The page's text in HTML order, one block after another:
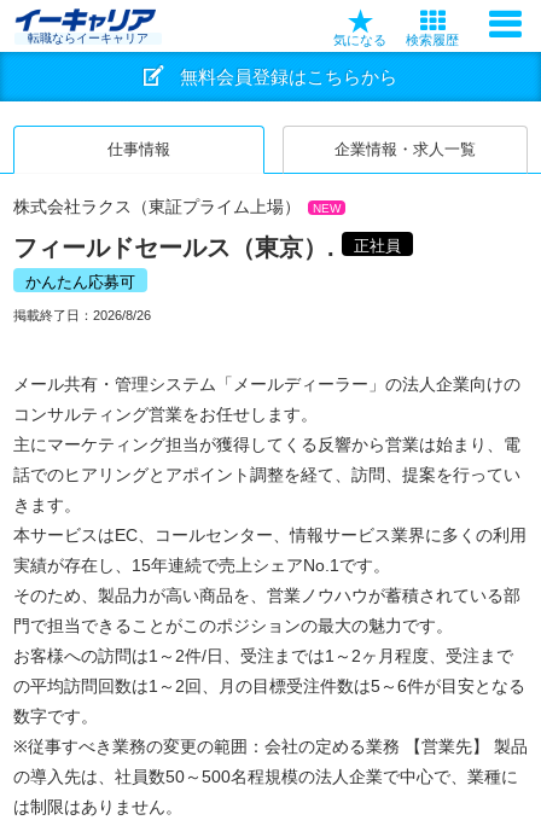
転職ならイーキャリア 気になる 検索履歴
無料会員登録はこちらから
仕事情報 企業情報・求人一覧
株式会社ラクス（東証プライム上場） NEW
フィールドセールス（東京）.
正社員
かんたん応募可
掲載終了日： 2026/8/26
メール共有・管理システム「メールディーラー」の法人企業向けの
コンサルティング営業をお任せします。
主にマーケティング担当が獲得してくる反響から営業は始まり、電
話でのヒアリングとアポイント調整を経て、訪問、提案を行ってい
きます。
本サービスはEC、コールセンター、情報サービス業界に多くの利用
実績が存在し、15年連続で売上シェアNo.1です。
そのため、製品力が高い商品を、営業ノウハウが蓄積されている部
門で担当できることがこのポジションの最大の魅力です。
お客様への訪問は1～2件/日、受注までは1～2ヶ月程度、受注まで
の平均訪問回数は1～2回、月の目標受注件数は5～6件が目安となる
数字です。
※従事すべき業務の変更の範囲：会社の定める業務 【営業先】 製品
の導入先は、社員数50～500名程規模の法人企業で中心で、業種に
は制限はありません。